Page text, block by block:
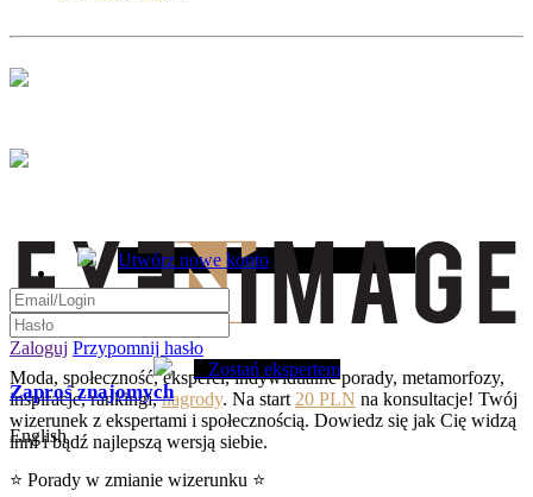
Moda, społeczność, eksperci, indywidualne porady, metamorfozy,
inspiracje, rankingi,nagrody. Na start 20 PLN na konsultacje! Twój
wizerunek z ekspertami i społecznością. Dowiedz się jak Cię widzą
inni i bądź najlepszą wersją siebie.
Utwórz nowe konto
Zaloguj Przypomnij hasło
Zostań ekspertem
Zaproś znajomych
English
⭐ Porady w zmianie wizerunku ⭐